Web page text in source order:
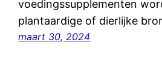
voedingssupplementen
plantaardige of dierlijke
maart 30, 2024